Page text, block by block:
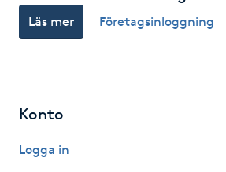
Huduppstramning
Hyaluronsyra
Läs mer Företagsinloggning
Konto
Logga in